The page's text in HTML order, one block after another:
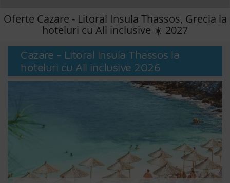
Oferte Cazare - Litoral Insula Thassos, Grecia la
hoteluri cu All inclusive ☀️ 2027
Cazare - Litoral Insula Thassos la
hoteluri cu All inclusive 2026
EURO